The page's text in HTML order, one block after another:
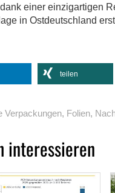
einer einzigartigen
in Ostdeutschland
teilen
Verpackungen, Folien,
interessieren